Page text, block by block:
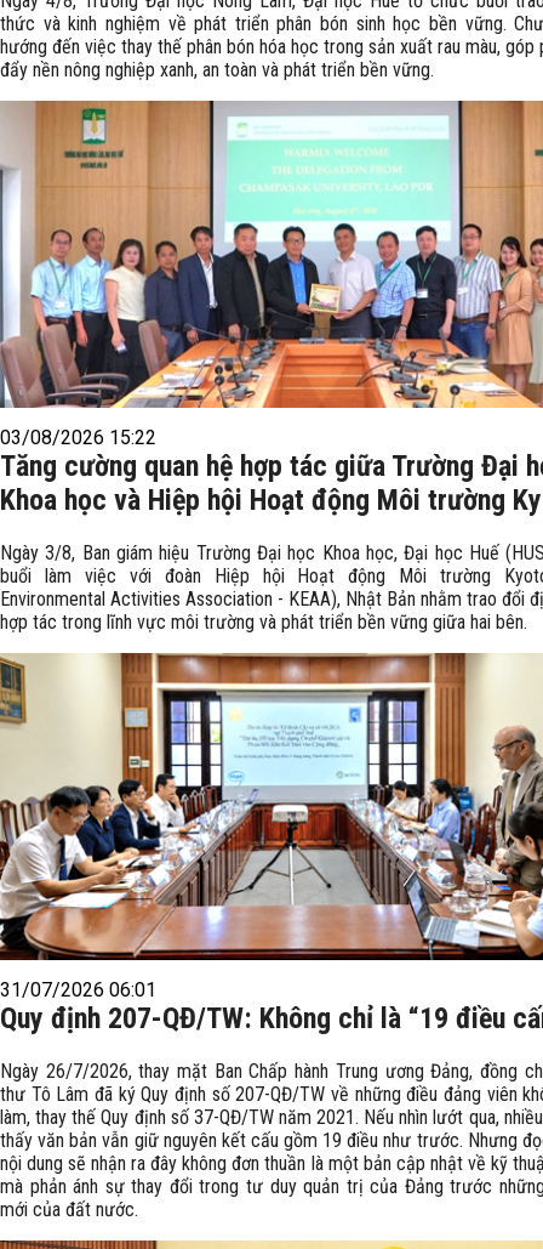
thức và kinh nghiệm về phát triển phân bón sinh học bền vững.
hướng đến việc thay thế phân bón hóa học trong sản xuất rau màu, góp
đẩy nền nông nghiệp xanh, an toàn và phát triển bền vững.
03/08/2026 15:22
Tăng cường quan hệ hợp tác giữa Trường Đại
Khoa học và Hiệp hội Hoạt động Môi trường
Ngày 3/8, Ban giám hiệu Trường Đại học Khoa học, Đại học Huế
buổi làm việc với đoàn Hiệp hội Hoạt động Môi trường
Environmental Activities Association - KEAA), Nhật Bản nhằm trao đổi
hợp tác trong lĩnh vực môi trường và phát triển bền vững giữa hai bên.
31/07/2026 06:01
Quy định 207-QĐ/TW: Không chỉ là “19 điều
Ngày 26/7/2026, thay mặt Ban Chấp hành Trung ương Đảng, đồng
thư Tô Lâm đã ký Quy định số 207-QĐ/TW về những điều đảng viên
làm, thay thế Quy định số 37-QĐ/TW năm 2021. Nếu nhìn lướt qua,
thấy văn bản vẫn giữ nguyên kết cấu gồm 19 điều như trước. Nhưng
nội dung sẽ nhận ra đây không đơn thuần là một bản cập nhật về kỹ
mà phản ánh sự thay đổi trong tư duy quản trị của Đảng trước
mới của đất nước.